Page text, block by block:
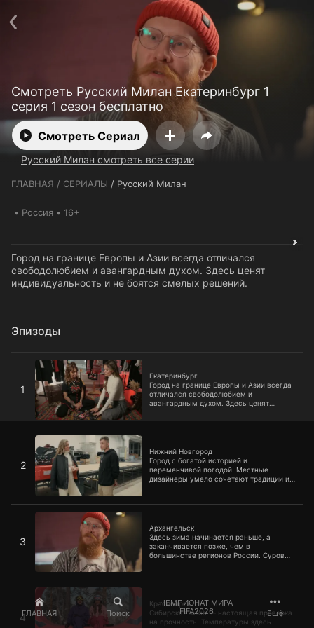
ГЛАВНАЯ Поиск
ЧЕМПИОНАТ МИРА
FIFA2026
Ещё
Смотреть Русский Милан Екатеринбург 1
серия 1 сезон бесплатно
Смотреть Сериал
Русский Милан смотреть все серии
ГЛАВНАЯ / СЕРИАЛЫ / Русский Милан
Россия 16+
Город на границе Европы и Азии всегда отличался
свободолюбием и авангардным духом. Здесь ценят
индивидуальность и не боятся смелых решений.
Эпизоды
1
Екатеринбург
Город на границе Европы и Азии всегда
отличался свободолюбием и
авангардным духом. Здесь ценят
Екатеринбург
2
Нижний Новгород
Город с богатой историей и
переменчивой погодой. Местные
дизайнеры умело сочетают традиции и
Нижний Новгород
3
Архангельск
Здесь зима начинается раньше, а
заканчивается позже, чем в
большинстве регионов России. Суровые
производители уверены, что северная
функциональность, но и про красоту.
Архангельск
4
Красноярск
Сибирская зима — настоящая проверка
на прочность. Температуры здесь
Красноярск
+7 (727) 323 10 92
Пользовательское соглашение
Политика конфиденциальности
Открыть приложение